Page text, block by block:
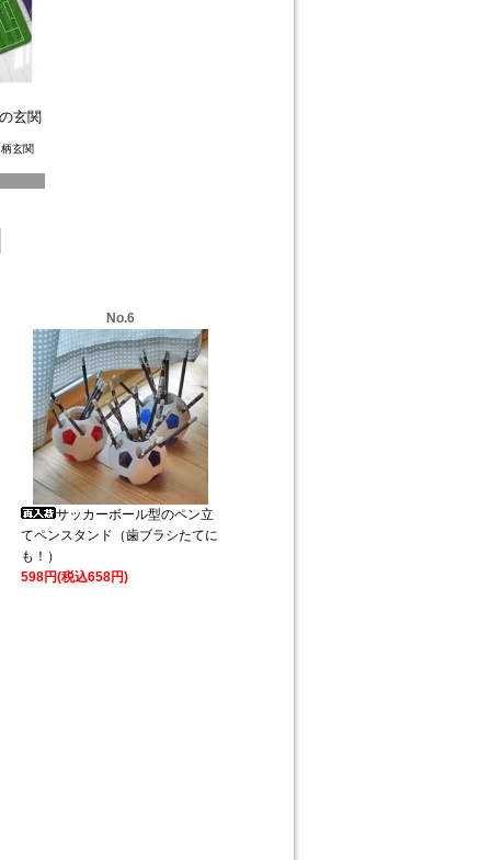
玄関
玄関
No.6
サッカーボール型のペン立
てペンスタンド（歯ブラシたてに
も！）
598円(税込658円)